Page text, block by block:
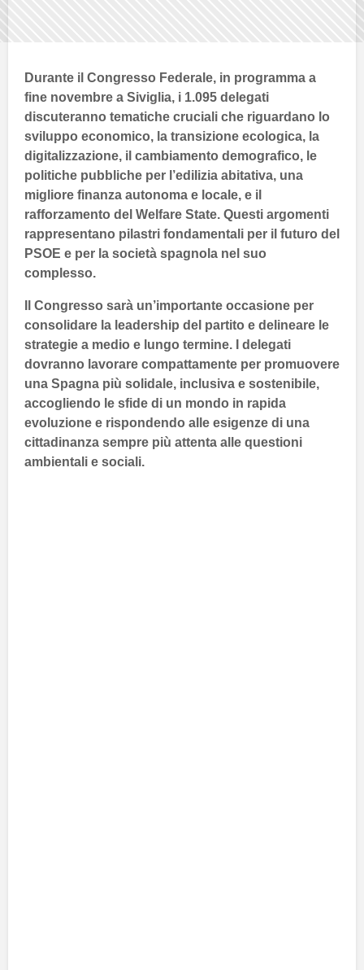
Durante il Congresso Federale, in programma a
fine novembre a Siviglia, i 1.095 delegati
discuteranno tematiche cruciali che riguardano lo
sviluppo economico, la transizione ecologica, la
digitalizzazione, il cambiamento demografico, le
politiche pubbliche per l’edilizia abitativa, una
migliore finanza autonoma e locale, e il
rafforzamento del Welfare State. Questi argomenti
rappresentano pilastri fondamentali per il futuro del
PSOE e per la società spagnola nel suo
complesso.
Congresso sarà un’importante occasione per
consolidare la leadership del partito e delineare le
strategie a medio e lungo termine. I delegati
dovranno lavorare compattamente per promuovere
una Spagna più solidale, inclusiva e sostenibile,
accogliendo le sfide di un mondo in rapida
evoluzione e rispondendo alle esigenze di una
cittadinanza sempre più attenta alle questioni
ambientali e sociali.